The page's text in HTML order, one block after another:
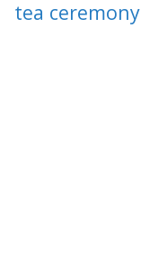
tea ceremony